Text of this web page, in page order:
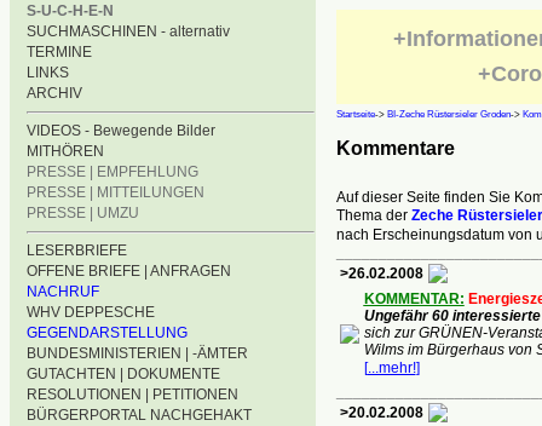
S-U-C-H-E-N
SUCHMASCHINEN - alternativ
TERMINE
LINKS
ARCHIV
VIDEOS - Bewegende Bilder
MITHÖREN
PRESSE | EMPFEHLUNG
PRESSE | MITTEILUNGEN
PRESSE | UMZU
LESERBRIEFE
OFFENE BRIEFE | ANFRAGEN
NACHRUF
WHV DEPPESCHE
GEGENDARSTELLUNG
BUNDESMINISTERIEN | -ÄMTER
GUTACHTEN | DOKUMENTE
RESOLUTIONEN | PETITIONEN
BÜRGERPORTAL NACHGEHAKT
Startseite-> BI-Zeche Rüstersieler Groden->
Kommentare
Auf dieser Seite finden Sie
Thema der Zeche
nach Erscheinungsdatum von
>26.02.2008
KOMMENTAR:
Ungefähr 60
sich zur GRÜNEN-
Wilms im Bürgerhaus von
[...mehr!]
>20.02.2008